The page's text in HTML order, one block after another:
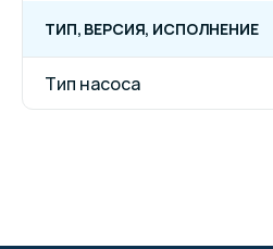
ТИП, ВЕРСИЯ, ИСПОЛНЕНИЕ
Тип насоса